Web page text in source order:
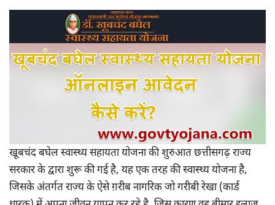
खूबचंद बघेल स्वास्थ्य सहायता योजना की शुरुआत छत्तीसगढ़ राज्य
सरकार के द्वारा शुरू की गई है, यह एक तरह की स्वास्थ्य योजना है,
जिसके अंतर्गत राज्य के ऐसे ग़रीब नागरिक जो गरीबी रेखा (कार्ड